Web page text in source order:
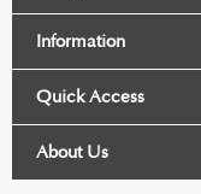
Information
Quick Access
About Us